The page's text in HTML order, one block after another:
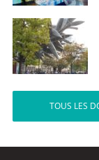
TOUS LES